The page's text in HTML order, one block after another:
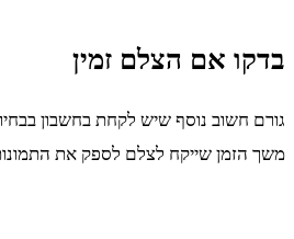
בדקו אם הצלם זמין
גורם חשוב נוסף שיש לקחת בחשבון
משך הזמן שייקח לצלם לספק את